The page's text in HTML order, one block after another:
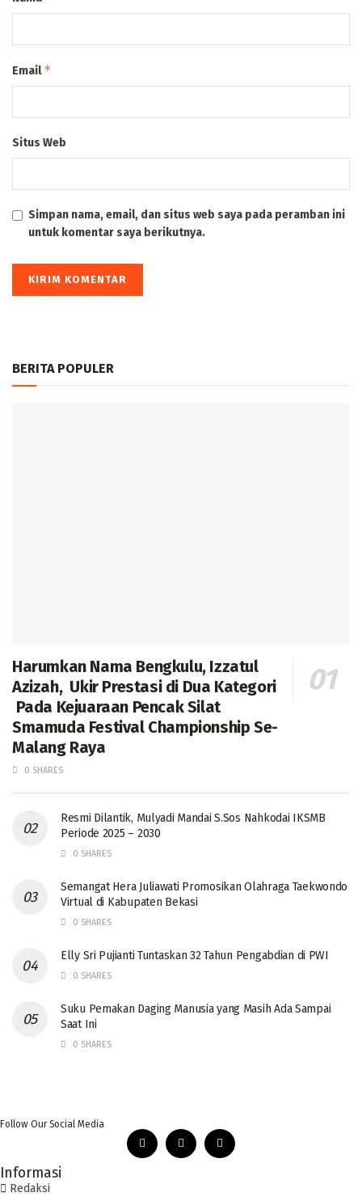
Email*
Situs Web
Simpan nama, email, dan situs web saya pada peramban ini
untuk komentar saya berikutnya.
BERITA POPULER
Harumkan Nama Bengkulu, Izzatul
Azizah, Ukir Prestasi di Dua Kategori
Pada Kejuaraan Pencak Silat
Smamuda Festival Championship Se-
Malang Raya
0 SHARES
Resmi Dilantik, Mulyadi Mandai S.Sos Nahkodai IKSMB
Periode 2025 – 2030
0 SHARES
Semangat Hera Juliawati Promosikan Olahraga Taekwondo
Virtual di Kabupaten Bekasi
0 SHARES
Elly Sri Pujianti Tuntaskan 32 Tahun Pengabdian di PWI
0 SHARES
‎Suku Pemakan Daging Manusia yang Masih Ada Sampai
Saat Ini
0 SHARES
Follow Our Social Media
Informasi
Redaksi